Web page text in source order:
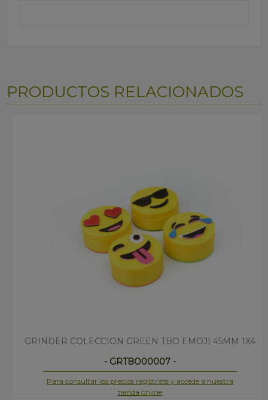
PRODUCTOS RELACIONADOS
GRINDER COLECCION GREEN TBO EMOJI 45MM 1X4
- GRTBO00007 -
Para consultar los precios regístrate y accede a nuestra
tienda online